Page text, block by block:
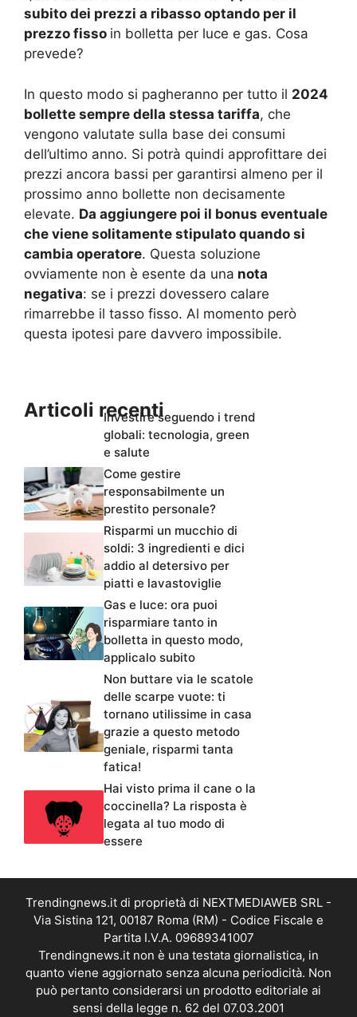
subito dei prezzi a ribasso optando per il
prezzo fisso in bolletta per luce e gas. Cosa
prevede?
In questo modo si pagheranno per tutto il 2024
bollette sempre della stessa tariffa, che
vengono valutate sulla base dei consumi
dell’ultimo anno. Si potrà quindi approfittare dei
prezzi ancora bassi per garantirsi almeno per il
prossimo anno bollette non decisamente
elevate. Da aggiungere poi il bonus eventuale
che viene solitamente stipulato quando si
cambia operatore. Questa soluzione
ovviamente non è esente da una nota
negativa: se i prezzi dovessero calare
rimarrebbe il tasso fisso. Al momento però
questa ipotesi pare davvero impossibile.
Articoli recentiInvestire seguendo i trend
globali: tecnologia, green
e salute
Come gestire
responsabilmente un
prestito personale?
Risparmi un mucchio di
soldi: 3 ingredienti e dici
addio al detersivo per
piatti e lavastoviglie
Gas e luce: ora puoi
risparmiare tanto in
bolletta in questo modo,
applicalo subito
Non buttare via le scatole
delle scarpe vuote: ti
tornano utilissime in casa
grazie a questo metodo
geniale, risparmi tanta
fatica!
Hai visto prima il cane o la
coccinella? La risposta è
legata al tuo modo di
essere
Trendingnews.it di proprietà di NEXTMEDIAWEB SRL -
Via Sistina 121, 00187 Roma (RM) - Codice Fiscale e
Partita I.V.A. 09689341007
Trendingnews.it non è una testata giornalistica, in
quanto viene aggiornato senza alcuna periodicità. Non
può pertanto considerarsi un prodotto editoriale ai
sensi della legge n. 62 del 07.03.2001